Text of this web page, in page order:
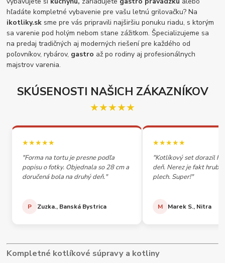
hľadáte kompletné vybavenie pre vašu letnú grilovačku? Na
ikotliky.sk sme pre vás pripravili najširšiu ponuku riadu, s ktorým
sa varenie pod holým nebom stane zážitkom. Špecializujeme sa
na predaj tradičných aj moderných riešení pre každého od
poľovníkov, rybárov, gastro až po rodiny aj profesionálnych
majstrov varenia.
SKÚSENOSTI NAŠICH ZÁKAZNÍKOV
★★★★★
★★★★★
"Forma na tortu je presne podľa
popisu o fotky. Objednala so 28 cm a
doručená bola na druhý deň."
P Zuzka., Banská Bystrica
★★★★★
"Kotlíkový set dorazil
deň. Nerez je fakt
plech. Super!"
M Marek S., Nitra
Kompletné kotlíkové súpravy a kotliny